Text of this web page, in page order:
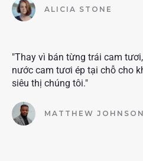
ALICIA STONE
"Thay vì bán từng trái cam
nước cam tươi ép tại chỗ cho
siêu thị chúng tôi."
MATTHEW JOHNSON